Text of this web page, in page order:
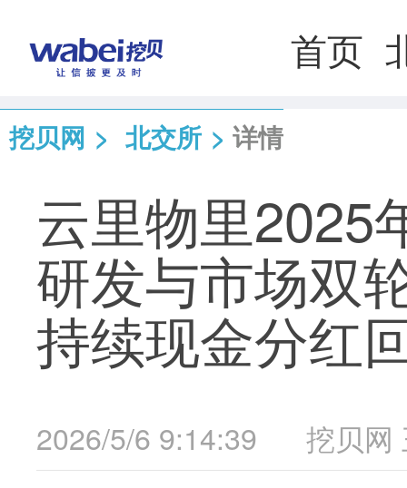
首页
挖贝网 > 北交所 > 详情
云里物里2025
研发与市场双
持续现金分红
2026/5/6 9:14:39 挖贝网